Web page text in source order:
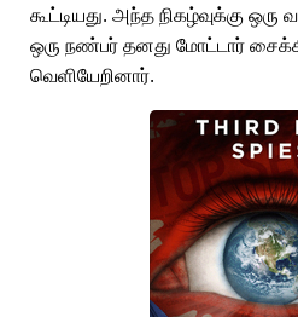
கூட்டியது. அந்த நிகழ்வுக்கு ஒரு
ஒரு நண்பர் தனது மோட்டார்
வெளியேறினார்.